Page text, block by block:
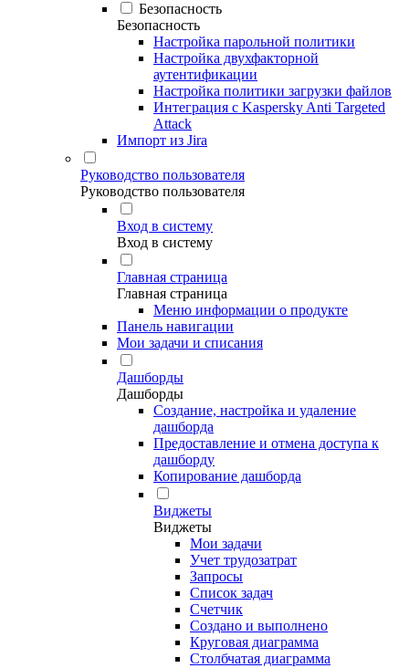
Безопасность
Безопасность
Настройка парольной политики
Настройка двухфакторной
аутентификации
Настройка политики загрузки файлов
Интеграция с Kaspersky Anti Targeted
Attack
Импорт из Jira
Руководство пользователя
Руководство пользователя
Вход в систему
Вход в систему
Главная страница
Главная страница
Меню информации о продукте
Панель навигации
Мои задачи и списания
Дашборды
Дашборды
Создание, настройка и удаление
дашборда
Предоставление и отмена доступа к
дашборду
Копирование дашборда
Виджеты
Виджеты
Мои задачи
Учет трудозатрат
Запросы
Список задач
Счетчик
Создано и выполнено
Круговая диаграмма
Столбчатая диаграмма